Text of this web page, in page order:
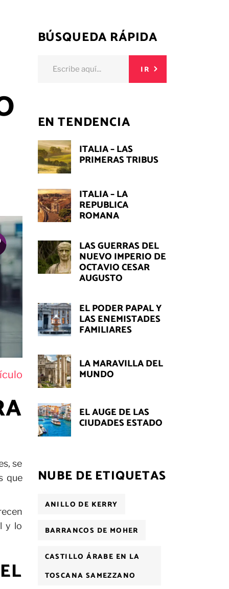
se
que
y lo
BÚSQUEDA RÁPIDA
IR
EN TENDENCIA
ITALIA – LAS
PRIMERAS TRIBUS
ITALIA – LA
REPUBLICA
ROMANA
LAS GUERRAS DEL
NUEVO IMPERIO DE
OCTAVIO CESAR
AUGUSTO
EL PODER PAPAL Y
LAS ENEMISTADES
FAMILIARES
LA MARAVILLA DEL
MUNDO
EL AUGE DE LAS
CIUDADES ESTADO
NUBE DE ETIQUETAS
ANILLO DE KERRY
BARRANCOS DE MOHER
CASTILLO ÁRABE EN LA
TOSCANA SAMEZZANO